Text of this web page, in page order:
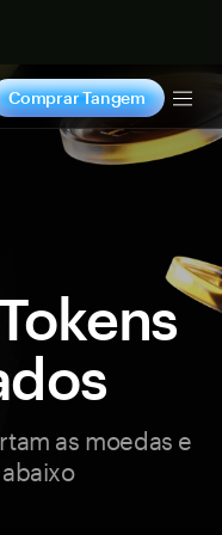
Comprar Tangem
as moedas e